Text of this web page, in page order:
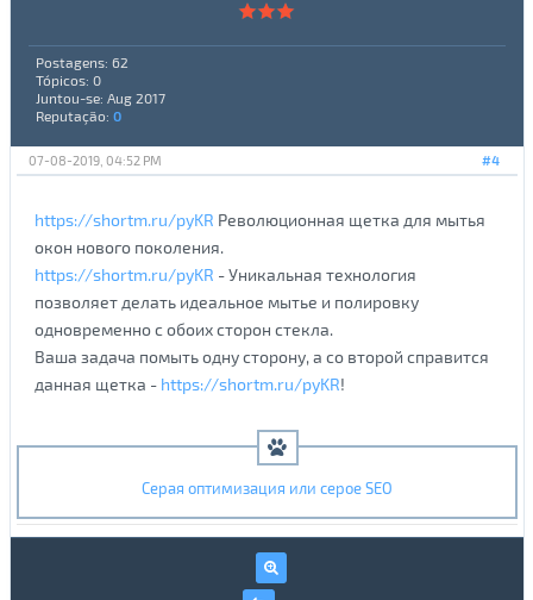
Postagens: 62
Tópicos: 0
Juntou-se: Aug 2017
Reputação: 0
#4
07-08-2019, 04:52 PM
https://shortm.ru/pyKR Революционная щетка для мытья
окон нового поколения.
https://shortm.ru/pyKR - Уникальная технология
позволяет делать идеальное мытье и полировку
одновременно с обоих сторон стекла.
Ваша задача помыть одну сторону, а со второй справится
данная щетка - https://shortm.ru/pyKR!
Серая оптимизация или серое SEO